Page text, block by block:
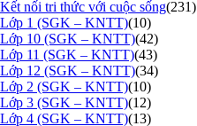
Kết nối tri thức với cuộc sống(231)
Lớp 1 (SGK – KNTT)(10)
Lớp 10 (SGK – KNTT)(42)
Lớp 11 (SGK – KNTT)(43)
Lớp 12 (SGK – KNTT)(34)
Lớp 2 (SGK – KNTT)(10)
Lớp 3 (SGK – KNTT)(12)
Lớp 4 (SGK – KNTT)(13)